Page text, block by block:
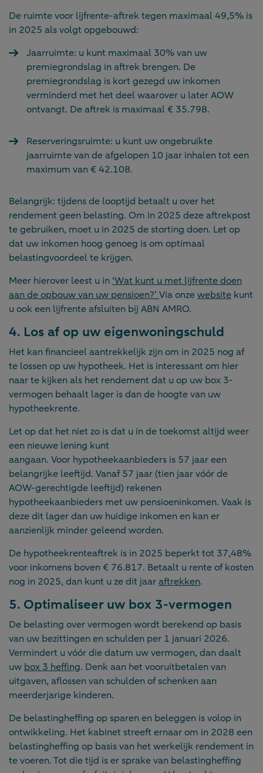
De ruimte voor lijfrente-aftrek tegen maximaal 49,5% is
in 2025 als volgt opgebouwd:
Jaarruimte: u kunt maximaal 30% van uw
premiegrondslag in aftrek brengen. De
premiegrondslag is kort gezegd uw inkomen
verminderd met het deel waarover u later AOW
ontvangt. De aftrek is maximaal € 35.798.
Reserveringsruimte: u kunt uw ongebruikte
jaarruimte van de afgelopen 10 jaar inhalen tot een
maximum van € 42.108.
Belangrijk: tijdens de looptijd betaalt u over het
rendement geen belasting. Om in 2025 deze aftrekpost
te gebruiken, moet u in 2025 de storting doen. Let op
dat uw inkomen hoog genoeg is om optimaal
belastingvoordeel te krijgen.
Meer hierover leest u in ‘Wat kunt u met lijfrente doen
aan de opbouw van uw pensioen?’ Via onzewebsite kunt
u ook een lijfrente afsluiten bij ABN AMRO.
4. Los af op uw eigenwoningschuld
Het kan financieel aantrekkelijk zijn om in 2025 nog af
te lossen op uw hypotheek. Het is interessant om hier
naar te kijken als het rendement dat u op uw box 3-
vermogen behaalt lager is dan de hoogte van uw
hypotheekrente.
Let op dat het niet zo is dat u in de toekomst altijd weer
een nieuwe lening kunt
aangaan. Voor hypotheekaanbieders is 57 jaar een
belangrijke leeftijd. Vanaf 57 jaar (tien jaar vóór de
AOW-gerechtigde leeftijd) rekenen
hypotheekaanbieders met uw pensioeninkomen. Vaak is
deze dit lager dan uw huidige inkomen en kan er
aanzienlijk minder geleend worden.
De hypotheekrenteaftrek is in 2025 beperkt tot 37,48%
voor inkomens boven € 76.817. Betaalt u rente of kosten
nog in 2025, dan kunt u ze dit jaaraftrekken.
5. Optimaliseer uw box 3-vermogen
De belasting over vermogen wordt berekend op basis
van uw bezittingen en schulden per 1 januari 2026.
Vermindert u vóór die datum uw vermogen, dan daalt
uw box 3 heffing. Denk aan het vooruitbetalen van
uitgaven, aflossen van schulden of schenken aan
meerderjarige kinderen.
De belastingheffing op sparen en beleggen is volop in
ontwikkeling. Het kabinet streeft ernaar om in 2028 een
belastingheffing op basis van het werkelijk rendement in
te voeren. Tot die tijd is er sprake van belastingheffing